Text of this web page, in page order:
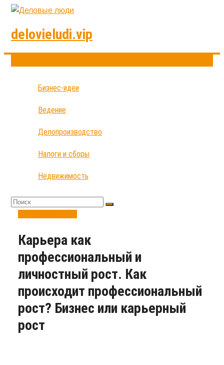
delovieludi.vip
Бизнес-идеи
Ведение
Делопроизводство
Налоги и сборы
Недвижимость
Карьера как
профессиональный и
личностный рост. Как
происходит профессиональный
рост? Бизнес или карьерный
рост